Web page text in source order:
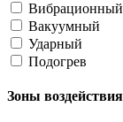
Вибрационный
Вакуумный
Ударный
Подогрев
Зоны воздействия